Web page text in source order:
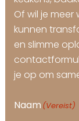
Of wil je
kunnen
en slimme
je op om
Naam (Vereist)